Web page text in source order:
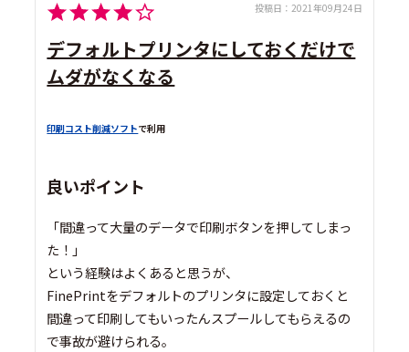
投稿日： 2021年09月24日
デフォルトプリンタにしておくだけで
ムダがなくなる
印刷コスト削減ソフトで利用
良いポイント
「間違って大量のデータで印刷ボタンを押してしまっ
た！」
という経験はよくあると思うが、
FinePrintをデフォルトのプリンタに設定しておくと
間違って印刷してもいったんスプールしてもらえるの
で事故が避けられる。